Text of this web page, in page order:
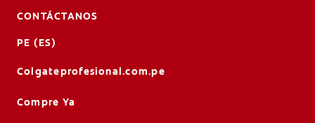
CONTÁCTANOS
PE (ES)
Colgateprofesional.com.pe
Compre Ya